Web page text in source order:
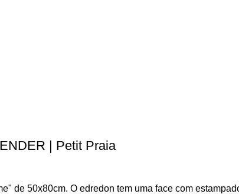
| Petit Praia
de 50x80cm. O edredon tem uma face com